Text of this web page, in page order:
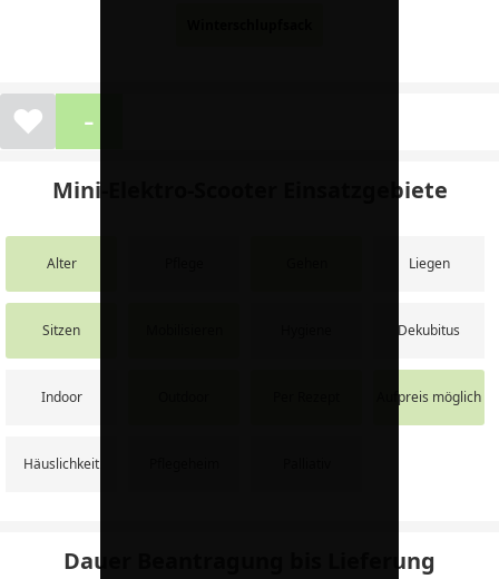
❤ -
Mini-Elektro-Scooter Einsatzgebiete
Alter Liegen
Sitzen Dekubitus
Indoor Aufpreis möglich
Häuslichkeit
Dauer Beantragung bis Lieferung